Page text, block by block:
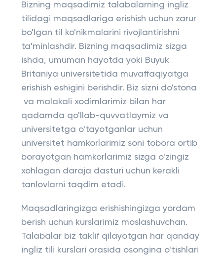
Bizning maqsadimiz talabalarning ingliz
tilidagi maqsadlariga erishish uchun zarur
bo'lgan til ko'nikmalarini rivojlantirishni
ta'minlashdir. Bizning maqsadimiz sizga
ishda, umuman hayotda yoki Buyuk
Britaniya universitetida muvaffaqiyatga
erishish eshigini berishdir. Biz sizni do'stona
va malakali xodimlarimiz bilan har
qadamda qo'llab-quvvatlaymiz va
universitetga o'tayotganlar uchun
universitet hamkorlarimiz soni tobora ortib
borayotgan hamkorlarimiz sizga o'zingiz
xohlagan daraja dasturi uchun kerakli
tanlovlarni taqdim etadi.
Maqsadlaringizga erishishingizga yordam
berish uchun kurslarimiz moslashuvchan.
Talabalar biz taklif qilayotgan har qanday
ingliz tili kurslari orasida osongina o'tishlari